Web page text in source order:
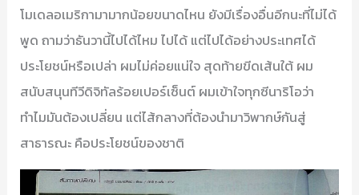
โมเดลอเมริกามามากน้อยขนาดไหน ยังมีเรื่องอื่นอีกนะที่ไม่ได้
พูด ถามว่าธันวานี้ไปได้ไหม ไปได้ แต่ไปได้อย่างประเทศได้
ประโยชน์หรือเปล่า ผมไม่ค่อยแน่ใจ สุดท้ายขีดเส้นใต้ ผม
สนับสนุนทีวีดิจิทัลร้อยเปอร์เซ็นต์ ผมเข้าใจทุกซีนาริโอว่า
ทำไมมันต้องเปลี่ยน แต่ไส้กลางที่ต้องนำมาวิพากษ์กันสู่
สาธารณะ คือประโยชน์ของชาติ